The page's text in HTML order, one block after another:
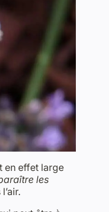
en effet large
les